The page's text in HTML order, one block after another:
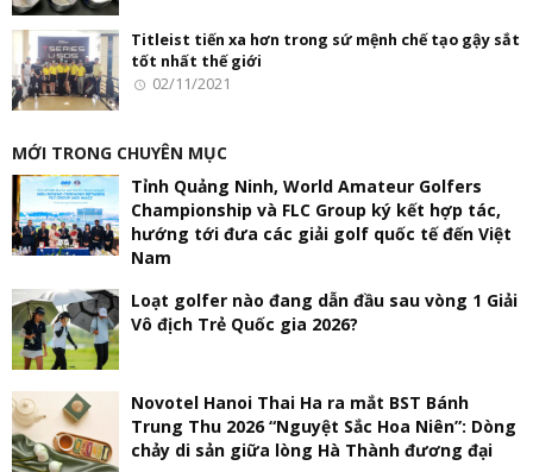
Titleist tiến xa hơn trong sứ mệnh chế tạo gậy sắt
tốt nhất thế giới
02/11/2021
MỚI TRONG CHUYÊN MỤC
Tỉnh Quảng Ninh, World Amateur Golfers
Championship và FLC Group ký kết hợp tác,
hướng tới đưa các giải golf quốc tế đến Việt
Nam
Loạt golfer nào đang dẫn đầu sau vòng 1 Giải
Vô địch Trẻ Quốc gia 2026?
Novotel Hanoi Thai Ha ra mắt BST Bánh
Trung Thu 2026 “Nguyệt Sắc Hoa Niên”: Dòng
chảy di sản giữa lòng Hà Thành đương đại